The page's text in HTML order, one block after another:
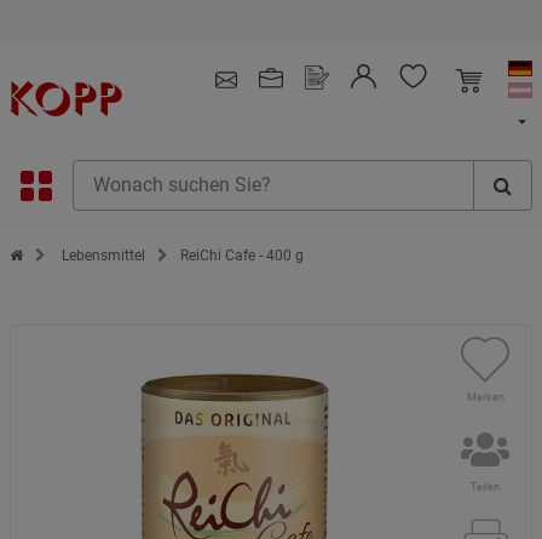
Zur Startseite des Kopp Verlag Online-Shop
Lebensmittel ReiChi Cafe - 400 g
Merken
Teilen